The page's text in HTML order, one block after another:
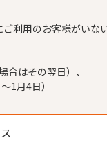
利用のお客様がいな
合はその翌日）、
1月4日）